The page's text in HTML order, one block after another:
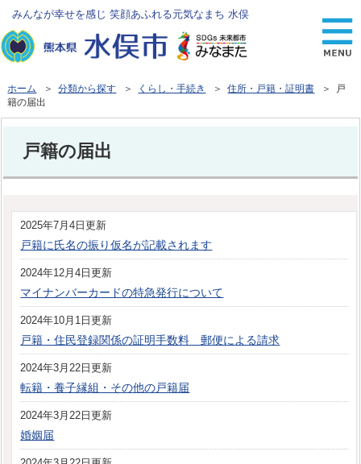
みんなが幸せを感じ 笑顔あふれる元気なまち 水俣
ホーム ＞分類から探す ＞ くらし・手続き ＞住所・戸籍・証明書 ＞ 戸
籍の届出
戸籍の届出
2025年7月4日更新
戸籍に氏名の振り仮名が記載されます
2024年12月4日更新
マイナンバーカードの特急発行について
2024年10月1日更新
戸籍・住民登録関係の証明手数料 郵便による請求
2024年3月22日更新
転籍・養子縁組・その他の戸籍届
2024年3月22日更新
婚姻届